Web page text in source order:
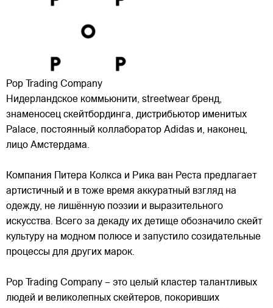
Pop Trading Company
Нидерландское коммьюнити, streetwear бренд,
знаменосец скейтбординга, дистрибьютор именитых
Palace, постоянный коллаборатор Adidas и, наконец,
лицо Амстердама.
Компания Питера Колкса и Рика ван Реста предлагает
артистичный и в тоже время аккуратный взгляд на
одежду, не лишённую поэзии и выразительного
искусства. Всего за декаду их детище обозначило скейт
культуру на модном полюсе и запустило созидательные
процессы для других марок.
Pop Trading Company – это целый кластер талантливых
людей и великолепных скейтеров, покоривших